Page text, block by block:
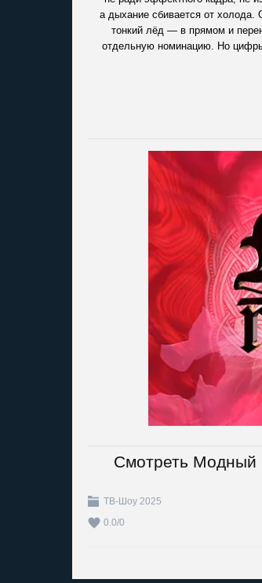
а дыхание сбивается от холода.
тонкий лёд — в прямом и
отдельную номинацию. Но
Смотреть Модный
ТВ-Шоу 2025
0.0/0